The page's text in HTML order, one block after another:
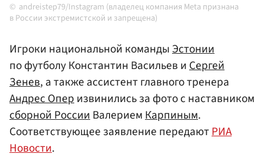
andreistep79/Instagram (владелец компания Meta признана
в России экстремистской и запрещена)
Игроки национальной командыЭстонии
по футболу Константин Васильев иСергей
Зенев, а также ассистент главного тренера
Андрес Оперизвинились за фото с наставником
сборной РоссииВалериемКарпиным.
Соответствующее заявление передаютРИА
Новости.